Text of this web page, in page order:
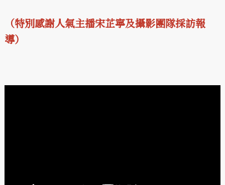
（特別感謝人氣主播宋芷寧及攝影團隊採訪報
導）